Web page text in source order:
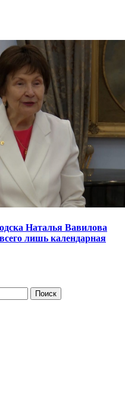
Наталья Вавилова
лишь календарная